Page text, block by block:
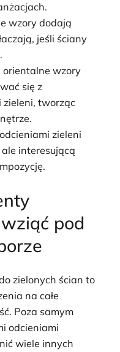
wzory dodają
jeśli ściany
orientalne wzory
się z
tworząc
zieleni
interesującą
pod
zielonych ścian to
na całe
Poza samym
odcieniami
wiele innych